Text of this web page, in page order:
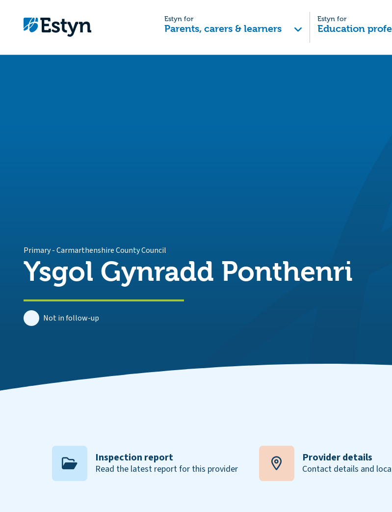
Estyn for
Parents, carers & learners
Estyn for
Education
Primary-Carmarthenshire County Council
Ysgol Gynradd Ponthenri
Not in follow-up
Inspection report
Read the latest report for this provider
Provider details
Contact details and